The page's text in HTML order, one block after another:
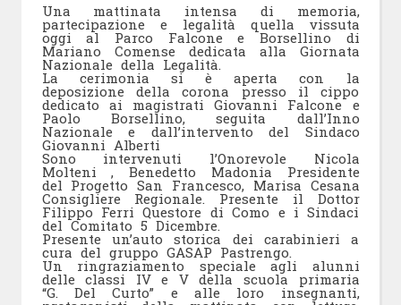
Una mattinata intensa di memoria,
partecipazione e legalità quella vissuta
oggi al Parco Falcone e Borsellino di
Mariano Comense dedicata alla Giornata
Nazionale della Legalità.
La cerimonia si è aperta con la
deposizione della corona presso il cippo
dedicato ai magistrati Giovanni Falcone e
Paolo Borsellino, seguita dall’Inno
Nazionale e dall’intervento del Sindaco
Giovanni Alberti
Sono intervenuti l’Onorevole Nicola
Molteni , Benedetto Madonia Presidente
del Progetto San Francesco, Marisa Cesana
Consigliere Regionale. Presente il Dottor
Filippo Ferri Questore di Como e i Sindaci
delComitato 5 Dicembre
Presente un’auto storica dei carabinieri a
cura del gruppo GASAP Pastrengo.
Un ringraziamento speciale agli alunni
delle classi IV e V della scuola primaria
“G. Del Curto” e alle loro insegnanti,